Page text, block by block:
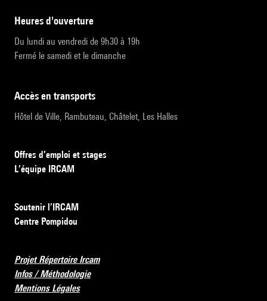
heures d'ouverture
Du lundi au vendredi de 9h30 à 19h
Fermé le samedi et le dimanche
accès en transports
Hôtel de Ville, Rambuteau, Châtelet, Les Halles
Offres d’emploi et stages
L’équipe IRCAM
Soutenir l’IRCAM
Centre Pompidou
Projet Répertoire Ircam
Infos / Méthodologie
Mentions Légales